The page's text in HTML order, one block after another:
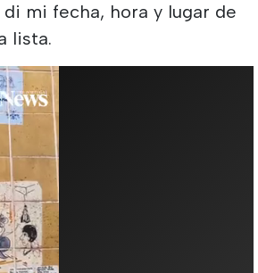
mi fecha, hora y lugar de
lista.